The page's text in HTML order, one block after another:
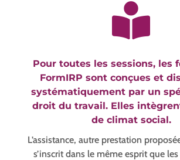

Pour toutes les sessions, les
FormIRPsontconçues et
systématiquement par un
droit du travail. Elles i
de climat social.
L’assistance, autre prestation
s’inscrit dans le même esprit que